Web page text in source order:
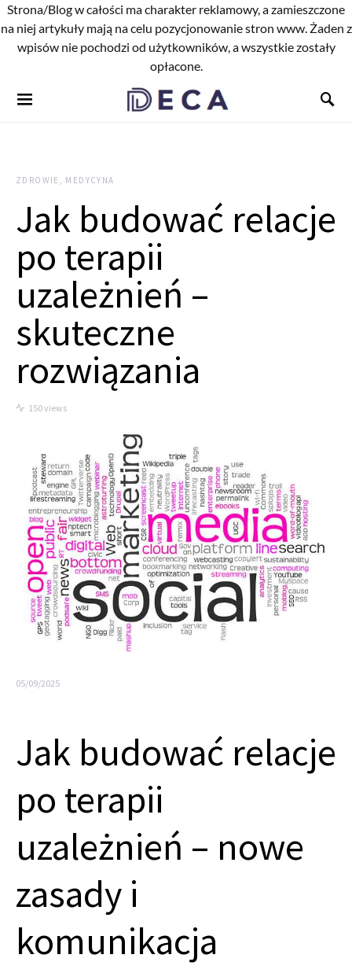
Strona/Blog w całości ma charakter reklamowy, a zamieszczone
na niej artykuły mają na celu pozycjonowanie stron www. Żaden z
wpisów nie pochodzi od użytkowników, a wszystkie zostały
opłacone.
ZDROWIE, MEDYCYNA
Jak budować relacje
po terapii
uzależnień –
skuteczne
rozwiązania
150 views
05/09/2025
Jak budować relacje
po terapii
uzależnień – nowe
zasady i
komunikacja